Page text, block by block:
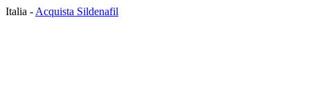
Italia - Acquista Sildenafil